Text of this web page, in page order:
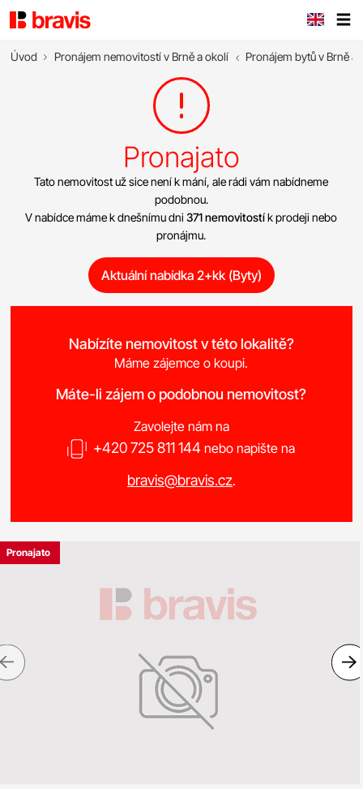
Úvod Pronájem nemovitostí v Brně a okolí Pronájem bytů v Brně a
Pronajato
Tato nemovitost už sice není k mání, ale rádi vám nabídneme
podobnou.
V nabídce máme k dnešnímu dni371 nemovitostík prodeji nebo
pronájmu.
Aktuální nabídka 2+kk (Byty)
Nabízíte nemovitost v této lokalitě?
Máme zájemce o koupi.
Máte-li zájem o podobnou nemovitost?
Zavolejte nám na
+420 725 811 144 nebo napište na
bravis@bravis.cz.
Pronajato